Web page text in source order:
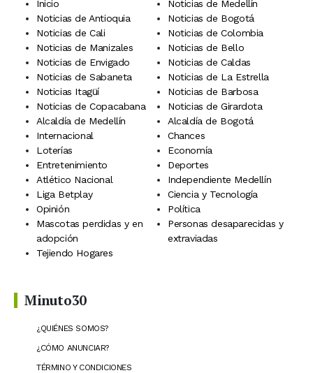
Inicio
Noticias de Medellín
Noticias de Antioquia
Noticias de Bogotá
Noticias de Cali
Noticias de Colombia
Noticias de Manizales
Noticias de Bello
Noticias de Envigado
Noticias de Caldas
Noticias de Sabaneta
Noticias de La Estrella
Noticias Itagüí
Noticias de Barbosa
Noticias de Copacabana
Noticias de Girardota
Alcaldía de Medellín
Alcaldía de Bogotá
Internacional
Chances
Loterías
Economía
Entretenimiento
Deportes
Atlético Nacional
Independiente Medellín
Liga Betplay
Ciencia y Tecnología
Opinión
Política
Mascotas perdidas y en
adopción
Personas desaparecidas y
extraviadas
Tejiendo Hogares
Minuto30
¿QUIÉNES SOMOS?
¿CÓMO ANUNCIAR?
TÉRMINO Y CONDICIONES